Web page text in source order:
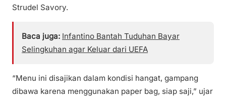
Strudel Savory.
Baca juga: Infantino Bantah Tuduhan Bayar
Selingkuhan agar Keluar dari UEFA
“Menu ini disajikan dalam kondisi hangat, gampang
dibawa karena menggunakan paper bag, siap saji,” ujar